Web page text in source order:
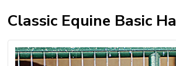
Classic Equine Basic